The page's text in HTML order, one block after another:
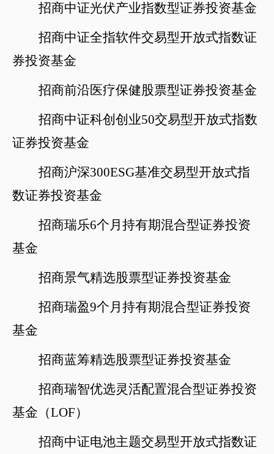
招商中证光伏产业指数型证券投资基金
招商中证全指软件交易型开放式指数证
券投资基金
招商前沿医疗保健股票型证券投资基金
招商中证科创创业50交易型开放式指数
证券投资基金
招商沪深300ESG基准交易型开放式指
数证券投资基金
招商瑞乐6个月持有期混合型证券投资
基金
招商景气精选股票型证券投资基金
招商瑞盈9个月持有期混合型证券投资
基金
招商蓝筹精选股票型证券投资基金
招商瑞智优选灵活配置混合型证券投资
基金（LOF）
招商中证电池主题交易型开放式指数证